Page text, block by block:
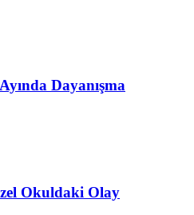
Dayanışma
Okuldaki Olay